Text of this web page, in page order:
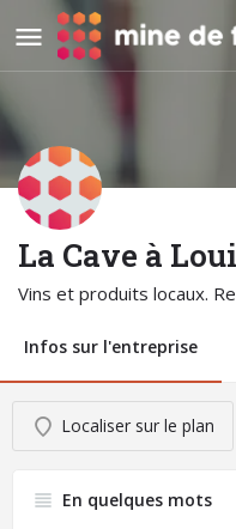
La Cave à
Vins et produits locaux.
Infos sur l'entreprise
Localiser sur le plan
En quelques mots